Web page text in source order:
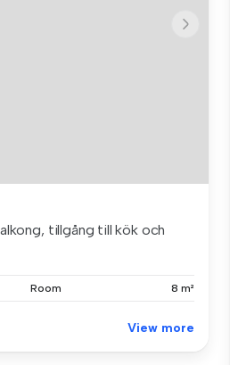
tillgång till kök och
Room 8 m²
View more